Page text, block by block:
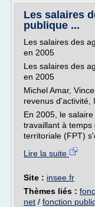
Les salaires
publique ...
Les salaires des
en 2005
Les salaires des
en 2005
Michel Amar,
revenus d'activité,
En 2005, le
travaillant à
territoriale (FPT)
Lire la suite
Site : insee.fr
Thèmes liés :
net / fonction